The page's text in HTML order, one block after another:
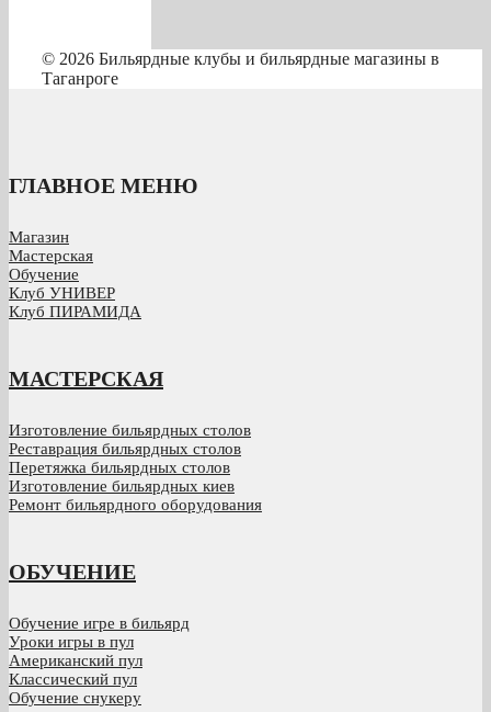
© 2026 Бильярдные клубы и бильярдные магазины в
Таганроге
ГЛАВНОЕ МЕНЮ
Магазин
Мастерская
Обучение
Клуб УНИВЕР
Клуб ПИРАМИДА
МАСТЕРСКАЯ
Изготовление бильярдных столов
Реставрация бильярдных столов
Перетяжка бильярдных столов
Изготовление бильярдных киев
Ремонт бильярдного оборудования
ОБУЧЕНИЕ
Обучение игре в бильярд
Уроки игры в пул
Американский пул
Классический пул
Обучение снукеру